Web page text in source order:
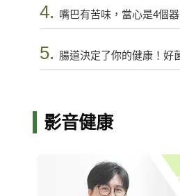
4. 嘴巴有苦味，當心是4個
5. 腸道決定了你的健康！好
影音健康